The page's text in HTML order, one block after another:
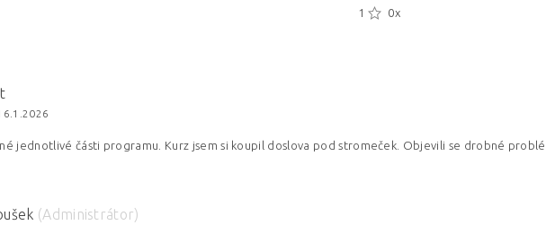
1
0x
s
jednotlivé části programu. Kurz jsem si koupil doslova pod stromeček. Objevili se drobné
(Administrátor)